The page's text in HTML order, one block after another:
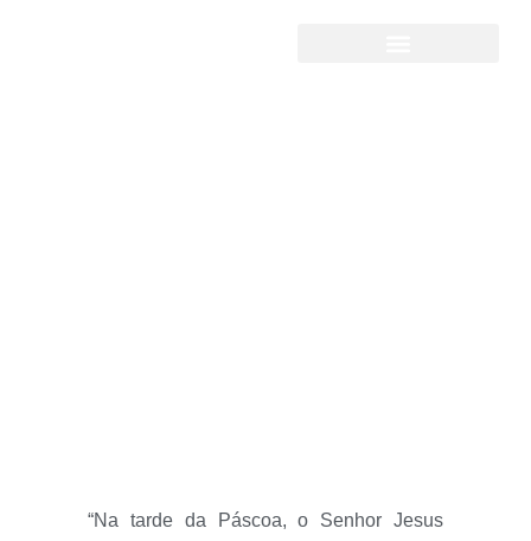
“Na tarde da Páscoa, o Senhor Jesus